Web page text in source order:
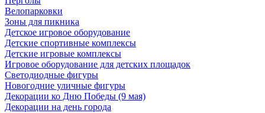
Велопарковки
Зоны для пикника
Детское игровое оборудование
Детские спортивные комплексы
Детские игровые комплексы
Игровое оборудование для детских площадок
Светодиодные фигуры
Новогодние уличные фигуры
Декорации ко Дню Победы (9 мая)
Декорации на день города